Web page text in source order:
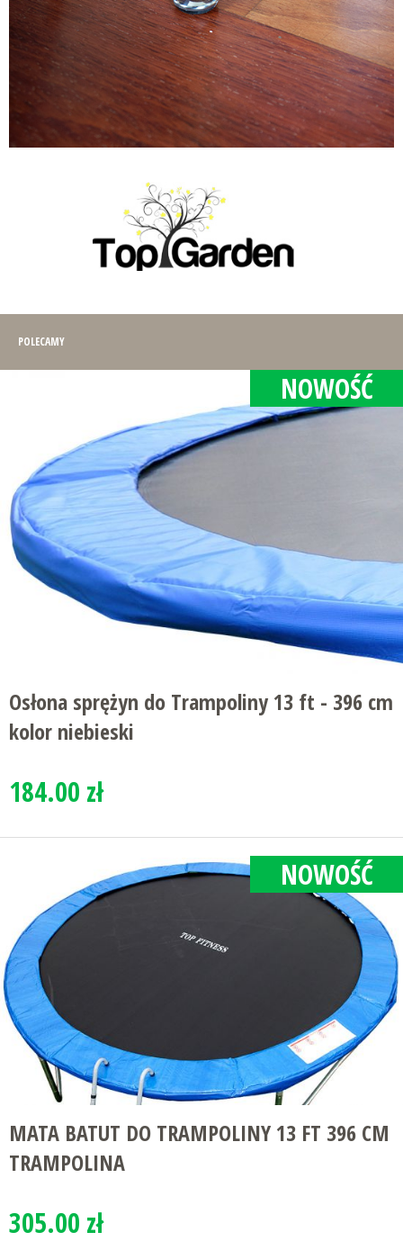
POLECAMY
NOWOŚĆ
Osłona sprężyn do Trampoliny 13 ft - 396 cm
kolor niebieski
184.00 zł
NOWOŚĆ
MATA BATUT DO TRAMPOLINY 13 FT 396 CM
TRAMPOLINA
305.00 zł